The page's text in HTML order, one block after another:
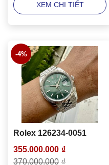
XEM CHI TIẾT
Rolex 126234-0051
355.000.000 ₫
370.000.000 ₫
-4%